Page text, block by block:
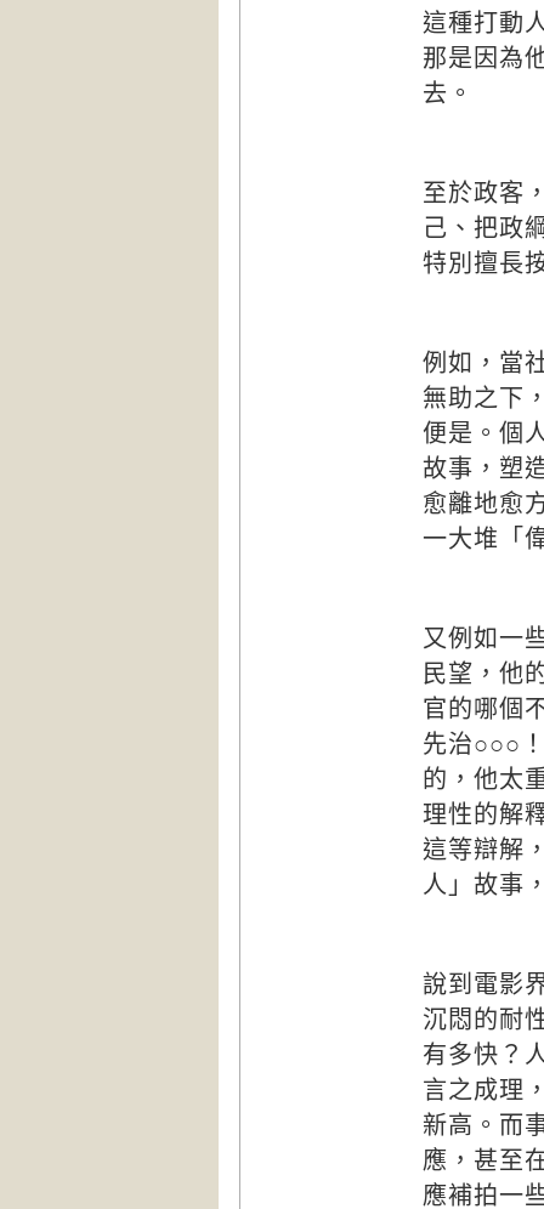
這種打動
那是因為
去。
至於政客
己、把政
特別擅長
例如，當
無助之下
便是。個
故事，塑
愈離地愈
一大堆「
又例如一
民望，他
官的哪個
先治○○○
的，他太
理性的解
這等辯解
人」故事
說到電影
沉悶的耐
有多快？
言之成理
新高。而
應，甚至
應補拍一